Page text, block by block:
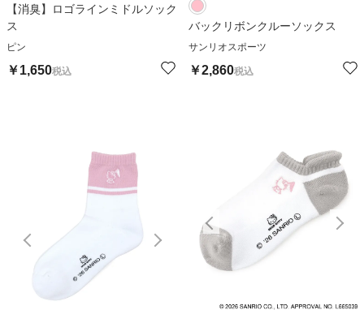
【消臭】ロゴラインミドルソック
ス
ピン
￥1,650税込
バックリボンクルーソックス
サンリオスポーツ
￥2,860税込